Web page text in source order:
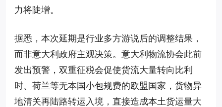
力将陡增。
据悉，本次延期是行业多方游说后的调整结果，
而非意大利政府主观决策。意大利物流协会此前
发出预警，双重征税会促使货流大量转向比利
时、荷兰等无本国小包规费的欧盟国家，货物异
地清关再陆路转运入境，直接造成本土货运量大